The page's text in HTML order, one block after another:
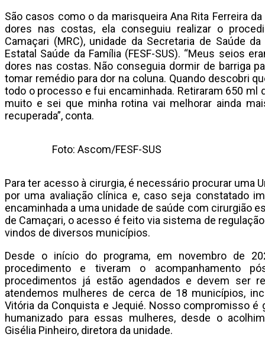
São casos como o da marisqueira Ana Rita Ferreira
dores nas costas, ela conseguiu realizar o
Camaçari (MRC), unidade da Secretaria de Saúde
Estatal Saúde da Família (FESF-SUS). “Meus seios
dores nas costas. Não conseguia dormir de barriga
tomar remédio para dor na coluna. Quando descobri
todo o processo e fui encaminhada. Retiraram 650 ml
muito e sei que minha rotina vai melhorar ainda
recuperada”, conta.
Foto: Ascom/FESF-SUS
Para ter acesso à cirurgia, é necessário procurar uma
por uma avaliação clínica e, caso seja constatado
encaminhada a uma unidade de saúde com cirurgião
de Camaçari, o acesso é feito via sistema de
vindos de diversos municípios.
Desde o início do programa, em novembro de
procedimento e tiveram o acompanhamento
procedimentos já estão agendados e devem ser
atendemos mulheres de cerca de 18 municípios,
Vitória da Conquista e Jequié. Nosso compromisso é
humanizado para essas mulheres, desde o
Gisélia Pinheiro, diretora da unidade.